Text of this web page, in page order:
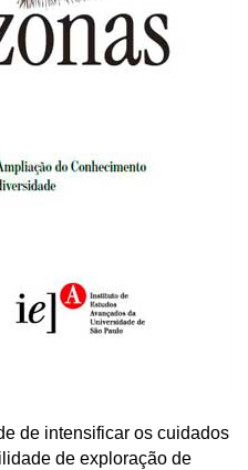
de intensificar os cuidados
de exploração de